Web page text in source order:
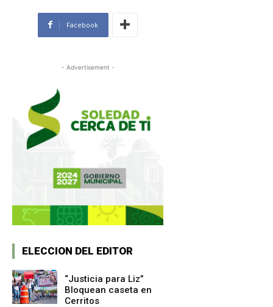
Facebook
- Advertisement -
ELECCION DEL EDITOR
“Justicia para Liz”
Bloquean caseta en
Cerritos